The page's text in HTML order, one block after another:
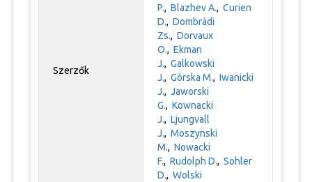
Szerzők
P.,Blazhev A.,Curien
D.,Dombrádi
Zs.,Dorvaux
O.,Ekman
J.,Galkowski
J.,Górska M.,Iwanicki
J.,Jaworski
G.,Kownacki
J.,Ljungvall
J.,Moszynski
M.,Nowacki
F.,Rudolph D.,Sohler
D.,Wolski